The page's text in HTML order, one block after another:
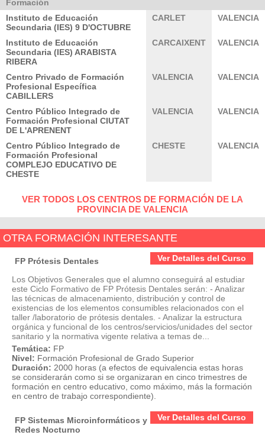
Formación
Instituto de Educación
Secundaria (IES) 9 D'OCTUBRE
CARLET VALENCIA
Instituto de Educación
Secundaria (IES) ARABISTA
RIBERA
CARCAIXENT VALENCIA
Centro Privado de Formación
Profesional Específica
CABILLERS
VALENCIA VALENCIA
Centro Público Integrado de
Formación Profesional CIUTAT
DE L'APRENENT
VALENCIA VALENCIA
Centro Público Integrado de
Formación Profesional
COMPLEJO EDUCATIVO DE
CHESTE
CHESTE VALENCIA
VER TODOS LOS CENTROS DE FORMACIÓN DE LA
PROVINCIA DE VALENCIA
OTRA FORMACIÓN INTERESANTE
Ver Detalles del Curso
FP Prótesis Dentales
Los Objetivos Generales que el alumno conseguirá al estudiar
este Ciclo Formativo de FP Prótesis Dentales serán: - Analizar
las técnicas de almacenamiento, distribución y control de
existencias de los elementos consumibles relacionados con el
taller /laboratorio de prótesis dentales. - Analizar la estructura
orgánica y funcional de los centros/servicios/unidades del sector
sanitario y la normativa vigente relativa a temas de...
Temática: FP
Nivel: Formación Profesional de Grado Superior
Duración: 2000 horas (a efectos de equivalencia estas horas
se considerarán como si se organizaran en cinco trimestres de
formación en centro educativo, como máximo, más la formación
en centro de trabajo correspondiente).
Ver Detalles del Curso
FP Sistemas Microinformáticos y
Redes Nocturno